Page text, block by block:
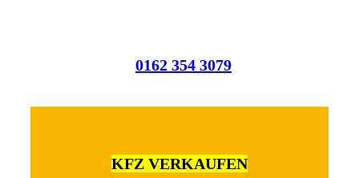
0162 354 3079
KFZ VERKAUFEN